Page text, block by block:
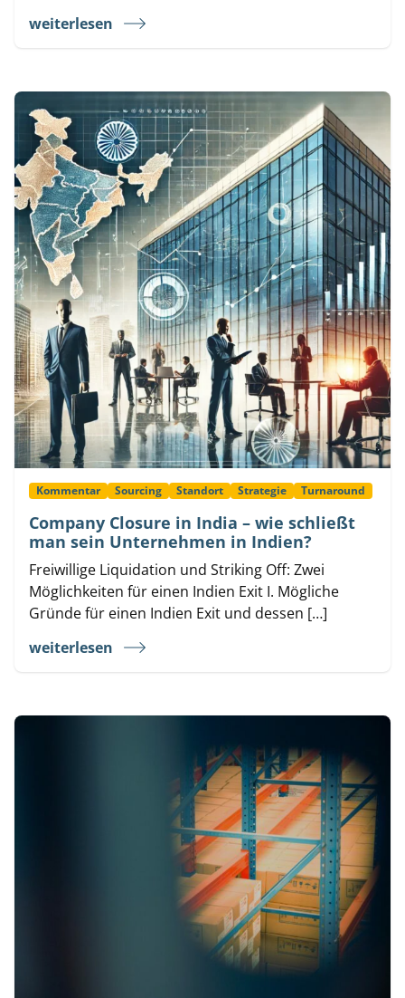
weiterlesen
Kommentar Sourcing Standort Strategie Turnaround
Company Closure in India – wie schließt
man sein Unternehmen in Indien?
Freiwillige Liquidation und Striking Off: Zwei
Möglichkeiten für einen Indien Exit I. Mögliche
Gründe für einen Indien Exit und dessen […]
weiterlesen